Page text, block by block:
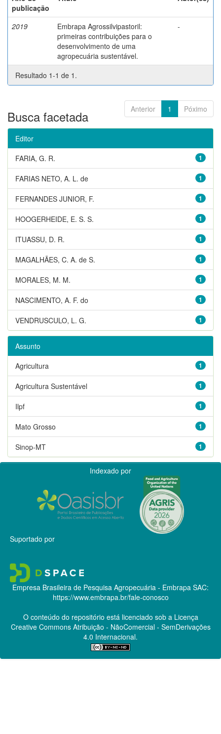
publicação
2019
Embrapa Agrossilvipastoril:
primeiras contribuições para o
desenvolvimento de uma
agropecuária sustentável.
-
Resultado 1-1 de 1.
Anterior 1 Póximo
Busca facetada
Editor
1
FARIA, G. R.
1
FARIAS NETO, A. L. de
1
FERNANDES JUNIOR, F.
1
HOOGERHEIDE, E. S. S.
1
ITUASSU, D. R.
1
MAGALHÃES, C. A. de S.
1
MORALES, M. M.
1
NASCIMENTO, A. F. do
1
VENDRUSCULO, L. G.
Assunto
1
Agricultura
1
Agricultura Sustentável
1
Ilpf
1
Mato Grosso
1
Sinop-MT
Indexado por
Suportado por
Empresa Brasileira de Pesquisa Agropecuária - Embrapa SAC:
https://www.embrapa.br/fale-conosco
O conteúdo do repositório está licenciado sob a Licença
Creative CommonsAtribuição - NãoComercial - SemDerivações
4.0 Internacional.